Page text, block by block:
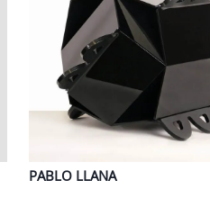
PABLO LLANA